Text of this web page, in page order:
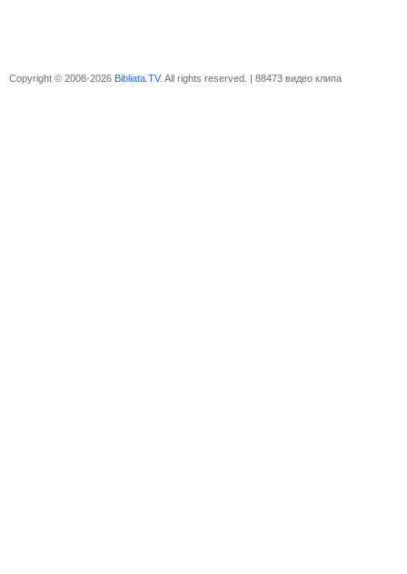
Copyright © 2008-2026 Bibliata.TV. All rights reserved. | 88473 видео клипа